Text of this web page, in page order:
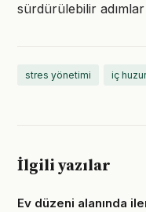
sürdürülebilir adımlar
stres yönetimi iç huzur
İlgili yazılar
Ev düzeni alanında